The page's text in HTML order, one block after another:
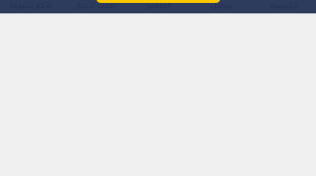
عواجل المباشر أحدث الأخبار